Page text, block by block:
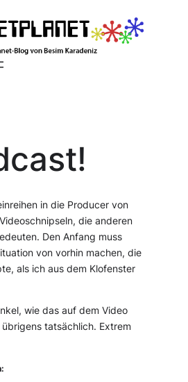
in die Producer von
die anderen
Den Anfang muss
von vorhin machen, die
als ich aus dem Klofenster
wie das auf dem Video
tatsächlich. Extrem